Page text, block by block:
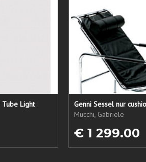
Light
Genni Sessel nur
Mucchi, Gabriele
€ 1 299.00